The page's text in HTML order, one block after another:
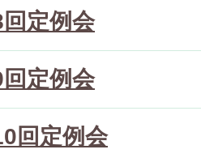
定例会
定例会
回定例会